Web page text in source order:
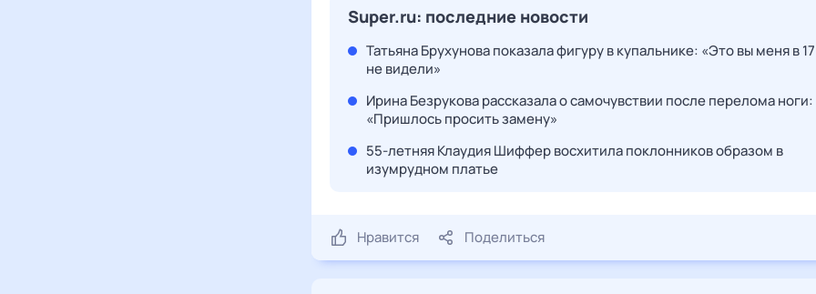
Super.ru: последние новости
Татьяна Брухунова показала фигуру в купальнике: «Это вы меня в
не видели»
Ирина Безрукова рассказала о самочувствии после перелома ноги:
«Пришлось просить замену»
55-летняя Клаудия Шиффер восхитила поклонников образом в
изумрудном платье
Нравится Поделиться